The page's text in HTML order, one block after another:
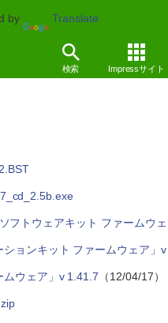
by Translate
検索 Impressサイト
フトウェアキット ファームウェ
ョンキット ファームウェア」v
ムウェア」v 1.41.7 （12/04/17）